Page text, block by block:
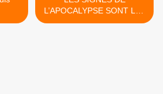
L’APOCALYPSE SONT LÀ :
2025 L’AVÈNEMENT DU